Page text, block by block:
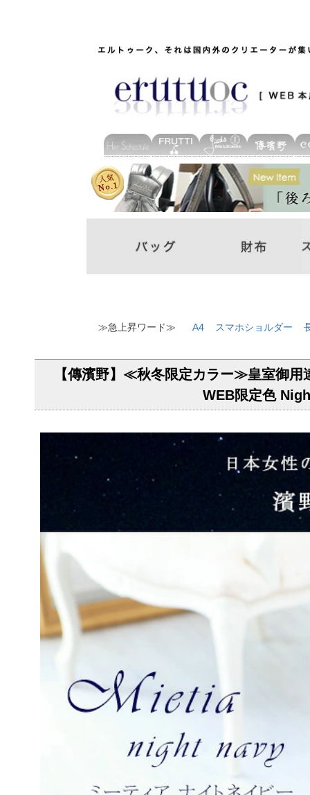
≫急上昇ワード≫ A4 スマホショルダー
【傳濱野】≪秋冬限定カラー≫皇室御
WEB限定色